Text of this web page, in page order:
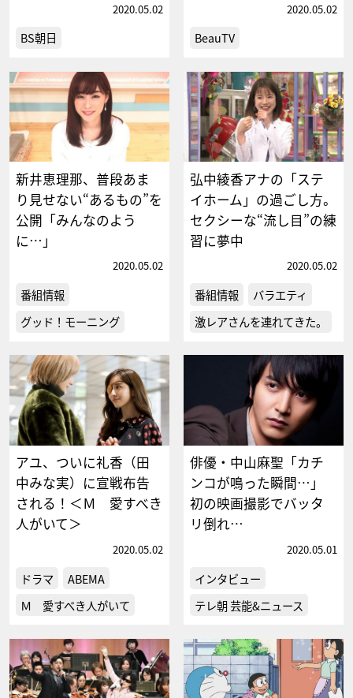
2020.05.02
BS朝日
2020.05.02
BeauTV
新井恵理那、普段あま
り見せない“あるもの”を
公開「みんなのよう
に…」
2020.05.02
番組情報
グッド！モーニング
弘中綾香アナの「ステ
イホーム」の過ごし方。
セクシーな“流し目”の練
習に夢中
2020.05.02
番組情報
バラエティ
激レアさんを連れてきた。
アユ、ついに礼香（田
中みな実）に宣戦布告
される！＜Ｍ 愛すべき
人がいて＞
2020.05.02
ドラマ
ABEMA
Ｍ 愛すべき人がいて
俳優・中山麻聖「カチ
ンコが鳴った瞬間…」
初の映画撮影でバッタ
リ倒れ…
2020.05.01
インタビュー
テレ朝 芸能&ニュース